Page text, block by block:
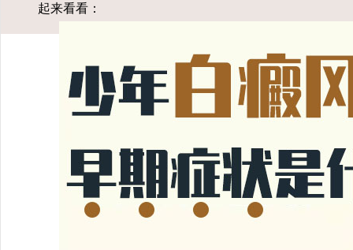
起来看看：